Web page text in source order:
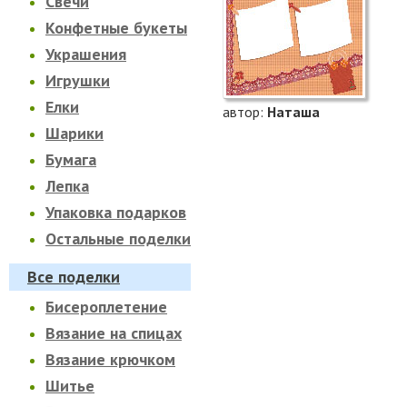
Конфетные букеты
Украшения
Игрушки
Елки
Шарики
Бумага
Лепка
Упаковка подарков
Остальные поделки
Все поделки
Бисероплетение
Вязание на спицах
Вязание крючком
Шитье
автор: Наташа